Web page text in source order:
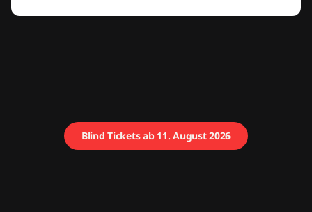
Blind Tickets ab 11. August 2026